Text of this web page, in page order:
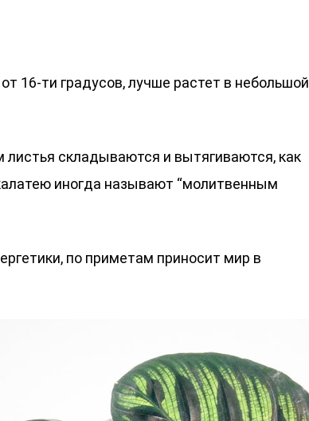
16-ти градусов, лучше растет в небольшой
листья складываются и вытягиваются, как
иногда называют “молитвенным
по приметам приносит мир в